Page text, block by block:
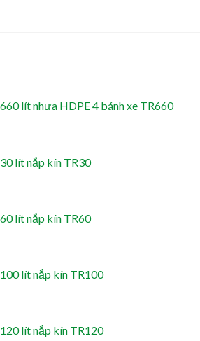
lít nhựa HDPE 4 bánh xe TR660
lít nắp kín TR30
lít nắp kín TR60
lít nắp kín TR100
lít nắp kín TR120